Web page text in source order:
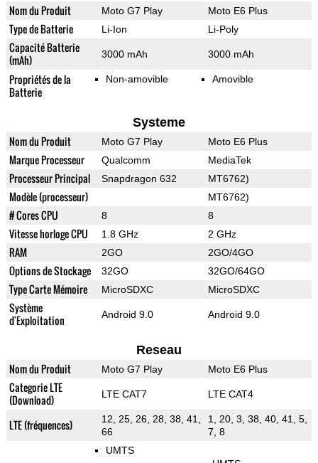
Nom du Produit Moto G7 Play Moto E6 Plus
Type de Batterie Li-Ion Li-Poly
Capacité Batterie
(mAh)
3000 mAh 3000 mAh
Propriétés de la
Batterie
Non-amovible Amovible
Systeme
Nom du Produit Moto G7 Play Moto E6 Plus
Marque Processeur Qualcomm MediaTek
Processeur Principal Snapdragon 632 MT6762)
Modèle (processeur) MT6762)
# Cores CPU 8 8
Vitesse horloge CPU 1.8 GHz 2 GHz
RAM 2GO 2GO/4GO
Options de Stockage 32GO 32GO/64GO
Type Carte Mémoire MicroSDXC MicroSDXC
Système
d'Exploitation
Android 9.0 Android 9.0
Reseau
Nom du Produit Moto G7 Play Moto E6 Plus
Categorie LTE
(Download)
LTE CAT7 LTE CAT4
LTE (fréquences)
12, 25, 26, 28, 38, 41,
66
1, 20, 3, 38, 40, 41, 5,
7, 8
UMTS